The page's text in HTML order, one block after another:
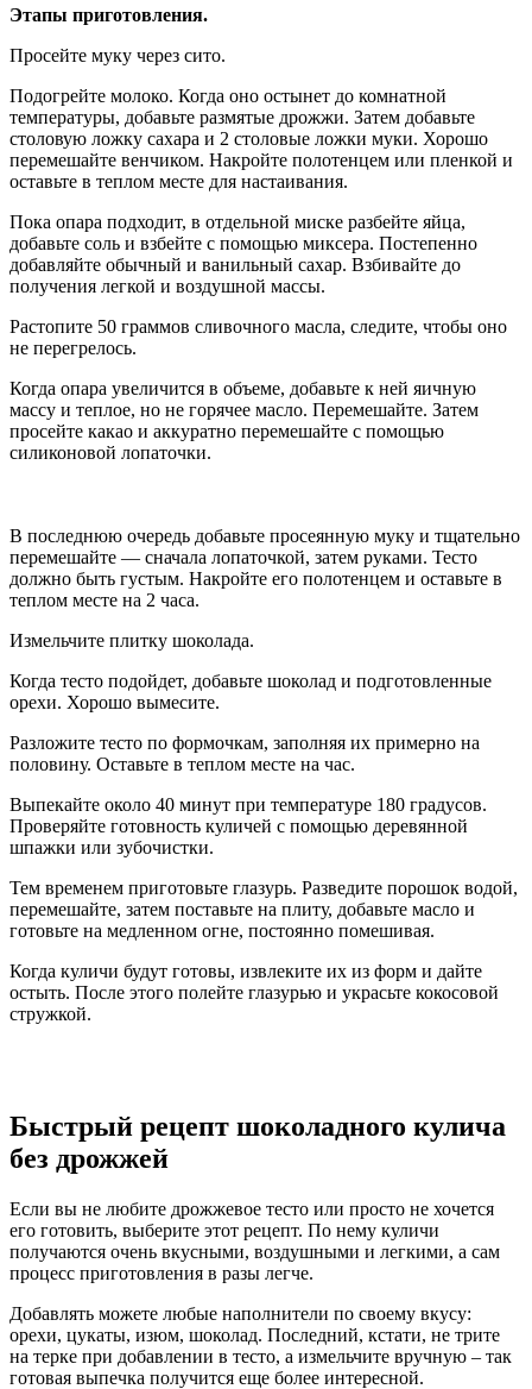
Этапы приготовления.
Просейте муку через сито.
Подогрейте молоко. Когда оно остынет до комнатной
температуры, добавьте размятые дрожжи. Затем добавьте
столовую ложку сахара и 2 столовые ложки муки. Хорошо
перемешайте венчиком. Накройте полотенцем или пленкой и
оставьте в теплом месте для настаивания.
Пока опара подходит, в отдельной миске разбейте яйца,
добавьте соль и взбейте с помощью миксера. Постепенно
добавляйте обычный и ванильный сахар. Взбивайте до
получения легкой и воздушной массы.
Растопите 50 граммов сливочного масла, следите, чтобы оно
не перегрелось.
Когда опара увеличится в объеме, добавьте к ней яичную
массу и теплое, но не горячее масло. Перемешайте. Затем
просейте какао и аккуратно перемешайте с помощью
силиконовой лопаточки.
В последнюю очередь добавьте просеянную муку и тщательно
перемешайте — сначала лопаточкой, затем руками. Тесто
должно быть густым. Накройте его полотенцем и оставьте в
теплом месте на 2 часа.
Измельчите плитку шоколада.
Когда тесто подойдет, добавьте шоколад и подготовленные
орехи. Хорошо вымесите.
Разложите тесто по формочкам, заполняя их примерно на
половину. Оставьте в теплом месте на час.
Выпекайте около 40 минут при температуре 180 градусов.
Проверяйте готовность куличей с помощью деревянной
шпажки или зубочистки.
Тем временем приготовьте глазурь. Разведите порошок водой,
перемешайте, затем поставьте на плиту, добавьте масло и
готовьте на медленном огне, постоянно помешивая.
Когда куличи будут готовы, извлеките их из форм и дайте
остыть. После этого полейте глазурью и украсьте кокосовой
стружкой.
Быстрый рецепт шоколадного кулича
без дрожжей
Если вы не любите дрожжевое тесто или просто не хочется
его готовить, выберите этот рецепт. По нему куличи
получаются очень вкусными, воздушными и легкими, а сам
процесс приготовления в разы легче.
Добавлять можете любые наполнители по своему вкусу:
орехи, цукаты, изюм, шоколад. Последний, кстати, не трите
на терке при добавлении в тесто, а измельчите вручную – так
готовая выпечка получится еще более интересной.